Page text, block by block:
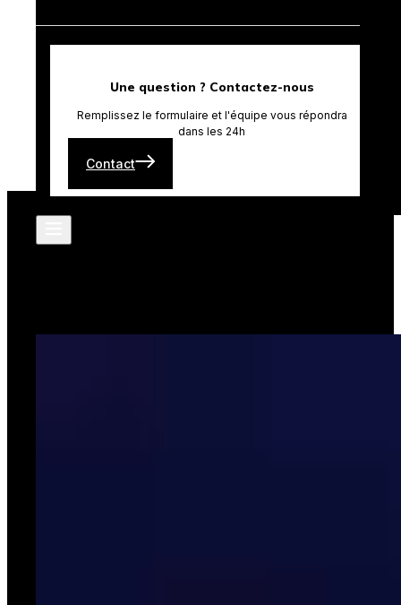
Une question ? Contactez-nous
Remplissez le formulaire et l'équipe vous répondra
dans les 24h
Contact